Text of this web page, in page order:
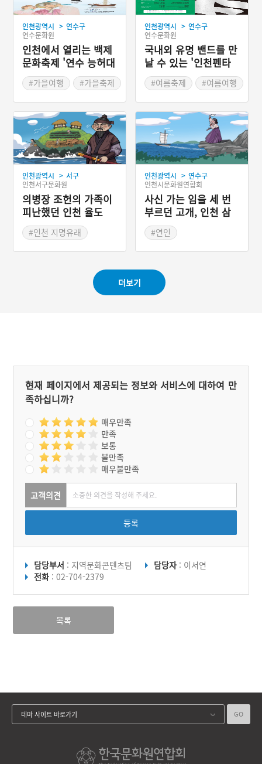
인천광역시 > 연수구
연수문화원
인천에서 열리는 백제
문화축제 '연수 능허대
문화축제'
#가을여행 #가을축제
인천광역시 > 연수구
연수문화원
국내외 유명 밴드를 만
날 수 있는 '인천펜타
포트음악축제'
#여름축제 #여름여행
인천광역시 > 서구
인천서구문화원
의병장 조헌의 가족이
피난했던 인천 율도
#인천 지명유래
인천광역시 > 연수구
인천시문화원연합회
사신 가는 임을 세 번
부르던 고개, 인천 삼
호현
#연인
더보기
현재 페이지에서 제공되는 정보와 서비스에 대하여 만
족하십니까?
매우만족
만족
보통
불만족
매우불만족
고객의견
등록
담당부서 : 지역문화콘텐츠팀 담당자 : 이서연
전화 : 02-704-2379
목록
테마 사이트 바로가기 GO